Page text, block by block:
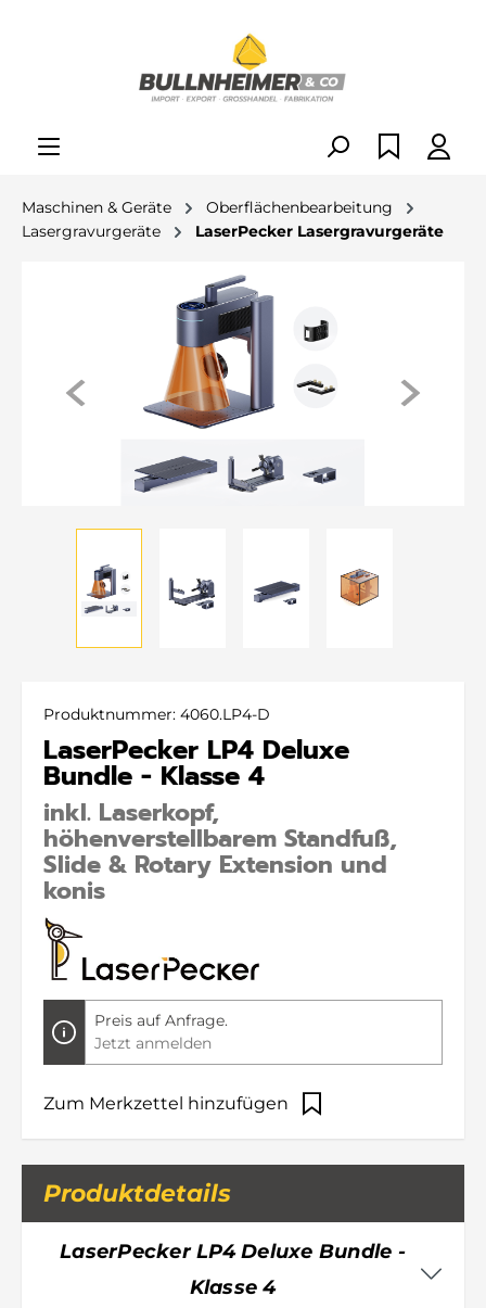
Maschinen & Geräte
Oberflächenbearbeitung
Lasergravurgeräte
LaserPecker Lasergravurgeräte
Produktnummer: 4060.LP4-D
LaserPecker LP4 Deluxe
Bundle - Klasse 4
inkl. Laserkopf,
höhenverstellbarem Standfuß,
Slide & Rotary Extension und
konis
Preis auf Anfrage.
Jetzt anmelden
Zum Merkzettel hinzufügen
Produktdetails
LaserPecker LP4 Deluxe Bundle -
Klasse 4